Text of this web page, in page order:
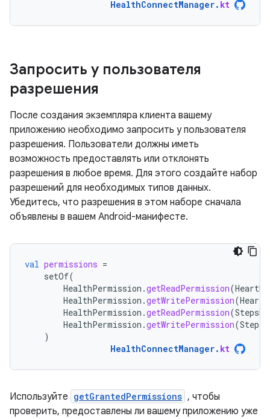
HealthConnectManager. kt
Запросить у пользователя
разрешения
После создания экземпляра клиента вашему
приложению необходимо запросить у пользователя
разрешения. Пользователи должны иметь
возможность предоставлять или отклонять
разрешения в любое время. Для этого создайте набор
разрешений для необходимых типов данных.
Убедитесь, что разрешения в этом наборе сначала
объявлены в вашем Android-манифесте.
val permissions =
setOf(
HealthPermission .getReadPermission(
HealthPermission .getWritePermission(
HealthPermission .getReadPermission(
HealthPermission .getWritePermission(
)
HealthConnectManager. kt
Используйте getGrantedPermissions , чтобы
проверить, предоставлены ли вашему приложению уже